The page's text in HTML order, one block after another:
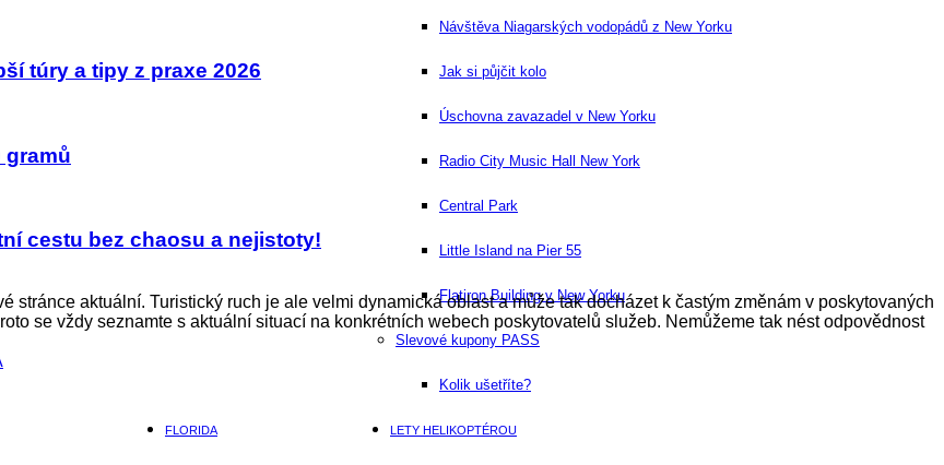
Návštěva Niagarských vodopádů z New Yorku
Jak si půjčit kolo
Úschovna zavazadel v New Yorku
Radio City Music Hall New York
Central Park
Little Island na Pier 55
Flatiron Building v New Yorku
Slevové kupony PASS
Kolik ušetříte?
FLORIDA LETY HELIKOPTÉROU
túry a tipy z praxe 2026
gramů
cestu bez chaosu a nejistoty!
stránce aktuální. Turistický ruch je ale velmi dynamická oblast a může tak docházet k častým změnám v poskytovaných
se vždy seznamte s aktuální situací na konkrétních webech poskytovatelů služeb. Nemůžeme tak nést odpovědnost